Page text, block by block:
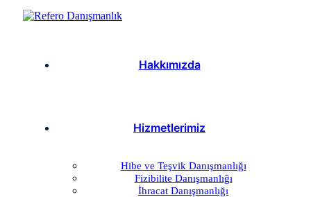
Hakkımızda
Hizmetlerimiz
Hibe ve Teşvik Danışmanlığı
Fizibilite Danışmanlığı
İhracat Danışmanlığı